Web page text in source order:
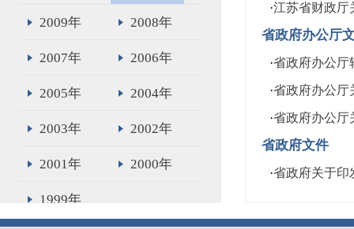
2009年 2008年
2007年 2006年
2005年 2004年
2003年 2002年
2001年 2000年
1999年
·江苏省财政厅
省政府办公厅
·省政府办公厅
·省政府办公厅
·省政府办公厅
省政府文件
·省政府关于印